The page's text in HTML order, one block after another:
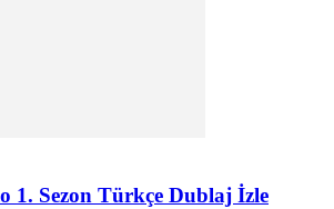
1. Sezon Türkçe Dublaj İzle